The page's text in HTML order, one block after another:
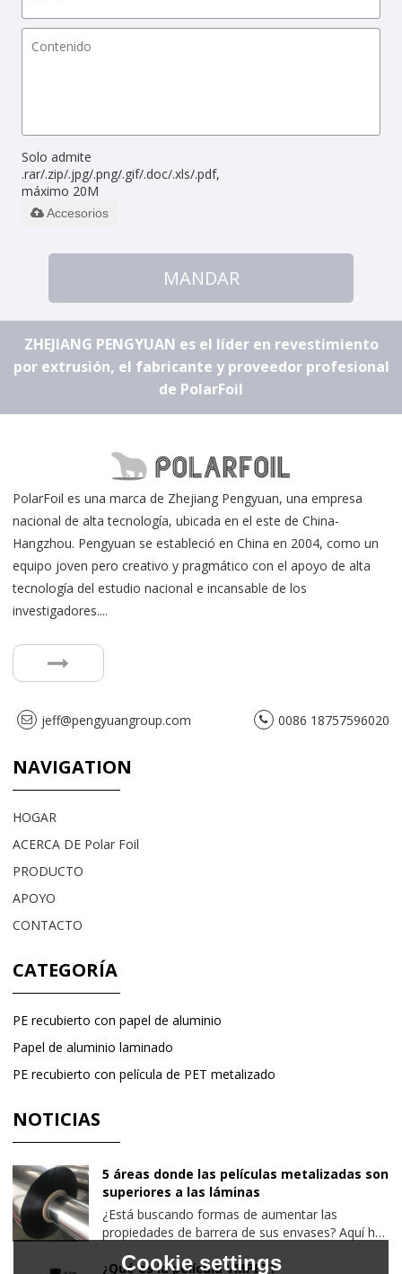
Solo admite
.rar/.zip/.jpg/.png/.gif/.doc/.xls/.pdf,
máximo 20M
Accesorios
MANDAR
ZHEJIANG PENGYUAN es el líder en revestimiento
por extrusión, el fabricante y proveedor profesional
de PolarFoil
PolarFoil es una marca de Zhejiang Pengyuan, una empresa
nacional de alta tecnología, ubicada en el este de China-
Hangzhou. Pengyuan se estableció en China en 2004, como un
equipo joven pero creativo y pragmático con el apoyo de alta
tecnología del estudio nacional e incansable de los
investigadores....
jeff@pengyuangroup.com 0086 18757596020
NAVIGATION
HOGAR
ACERCA DE Polar Foil
PRODUCTO
APOYO
CONTACTO
CATEGORÍA
PE recubierto con papel de aluminio
Papel de aluminio laminado
PE recubierto con película de PET metalizado
NOTICIAS
5 áreas donde las películas metalizadas son
superiores a las láminas
¿Está buscando formas de aumentar las
propiedades de barrera de sus envases? Aquí hay
barreras de empaque y aumentar la eficiencia de
¿Qué es la película VMPET?
Cookie settings